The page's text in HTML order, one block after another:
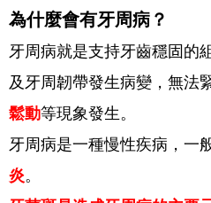
為什麼會有牙周病？
牙周病就是支持牙齒穩固的
及牙周韌帶發生病變，無法
鬆動等現象發生。
牙周病是一種慢性疾病，一
炎。